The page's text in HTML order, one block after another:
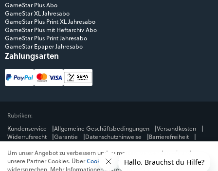
GameStar Plus Abo
GameStar XL Jahresabo
GameStar Plus Print XL Jahresabo
GameStar Plus mit Heftarchiv Abo
GameStar Plus Print Jahresabo
GameStar Epaper Jahresabo
Zahlungsarten
Rubriken:
Kundenservice
Allgemeine Geschäftsbedingungen
Versandkosten
Widerrufsrecht
Garantie Datenschutzhinweise
Barrierefreiheit
Mediengruppe:
GameStar
GamePro MeinMMO Get Hero
Jeuxvideo.com
Um unser Angebot zu verbessern und zu messen, verwenden wir und
unsere Partner Cookies. ÜberCookies ablehnenkannst du dem
widersprechen. Mehr Informationen findest du in unseren